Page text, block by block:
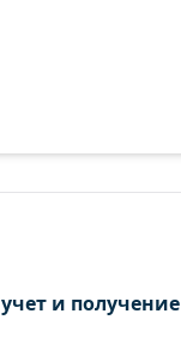
и получение